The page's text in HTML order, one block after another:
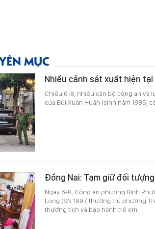
MỤC
Nhiều cảnh sát xuất hiện tại
Chiều 6-8, nhiều cán bộ công an và
của Bùi Xuân Huấn (sinh năm 1985,
Đồng Nai: Tạm giữ đối
Ngày 6-8, Công an phường Bình
Long (SN 1997, thường trú phường
thương tích và bạo hành trẻ em.